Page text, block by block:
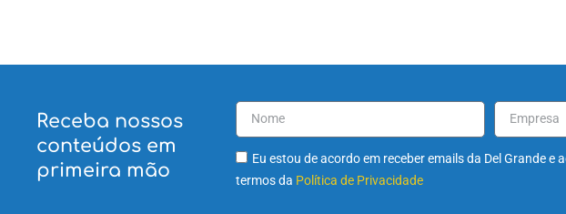
Receba nossos
conteúdos em
primeira mão
Eu estou de acordo em receber emails da Del Grande e
termos da Política de Privacidade